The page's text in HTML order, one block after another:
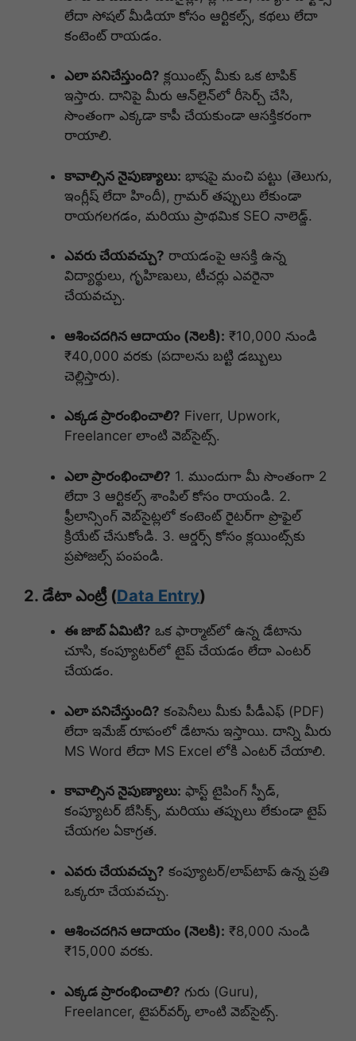
లేదా సోషల్ మీడియా కోసం ఆర్టికల్స్, కథలు లేదా
కంటెంట్ రాయడం.
ఎలా పనిచేస్తుంది? క్లయింట్స్ మీకు ఒక టాపిక్
ఇస్తారు. దానిపై మీరు ఆన్‌లైన్‌లో రీసెర్చ్ చేసి,
సొంతంగా ఎక్కడా కాపీ చేయకుండా ఆసక్తికరంగా
రాయాలి.
కావాల్సిన నైపుణ్యాలు: భాషపై మంచి పట్టు (తెలుగు,
ఇంగ్లీష్ లేదా హిందీ), గ్రామర్ తప్పులు లేకుండా
రాయగలగడం, మరియు ప్రాథమిక SEO నాలెడ్జ్.
ఎవరు చేయవచ్చు? రాయడంపై ఆసక్తి ఉన్న
విద్యార్థులు, గృహిణులు, టీచర్లు ఎవరైనా
చేయవచ్చు.
ఆశించదగిన ఆదాయం (నెలకి): ₹10,000 నుండి
₹40,000 వరకు (పదాలను బట్టి డబ్బులు
చెల్లిస్తారు).
ఎక్కడ ప్రారంభించాలి? Fiverr, Upwork,
Freelancer లాంటి వెబ్‌సైట్స్.
ఎలా ప్రారంభించాలి? 1. ముందుగా మీ సొంతంగా 2
లేదా 3 ఆర్టికల్స్ శాంపిల్ కోసం రాయండి. 2.
ఫ్రీలాన్సింగ్ వెబ్‌సైట్లలో కంటెంట్ రైటర్‌గా ప్రొఫైల్
క్రియేట్ చేసుకోండి. 3. ఆర్డర్స్ కోసం క్లయింట్స్‌కు
ప్రపోజల్స్ పంపండి.
2. డేటా ఎంట్రీ (Data Entry)
ఈ జాబ్ ఏమిటి? ఒక ఫార్మాట్‌లో ఉన్న డేటాను
చూసి, కంప్యూటర్‌లో టైప్ చేయడం లేదా ఎంటర్
చేయడం.
ఎలా పనిచేస్తుంది? కంపెనీలు మీకు పీడీఎఫ్ (PDF)
లేదా ఇమేజ్ రూపంలో డేటాను ఇస్తాయి. దాన్ని మీరు
MS Word లేదా MS Excel లోకి ఎంటర్ చేయాలి.
కావాల్సిన నైపుణ్యాలు: ఫాస్ట్ టైపింగ్ స్పీడ్,
కంప్యూటర్ బేసిక్స్, మరియు తప్పులు లేకుండా టైప్
చేయగల ఏకాగ్రత.
ఎవరు చేయవచ్చు? కంప్యూటర్/లాప్‌టాప్ ఉన్న ప్రతి
ఒక్కరూ చేయవచ్చు.
ఆశించదగిన ఆదాయం (నెలకి): ₹8,000 నుండి
₹15,000 వరకు.
ఎక్కడ ప్రారంభించాలి? గురు (Guru),
Freelancer, టైపర్‌వర్క్ లాంటి వెబ్‌సైట్స్.